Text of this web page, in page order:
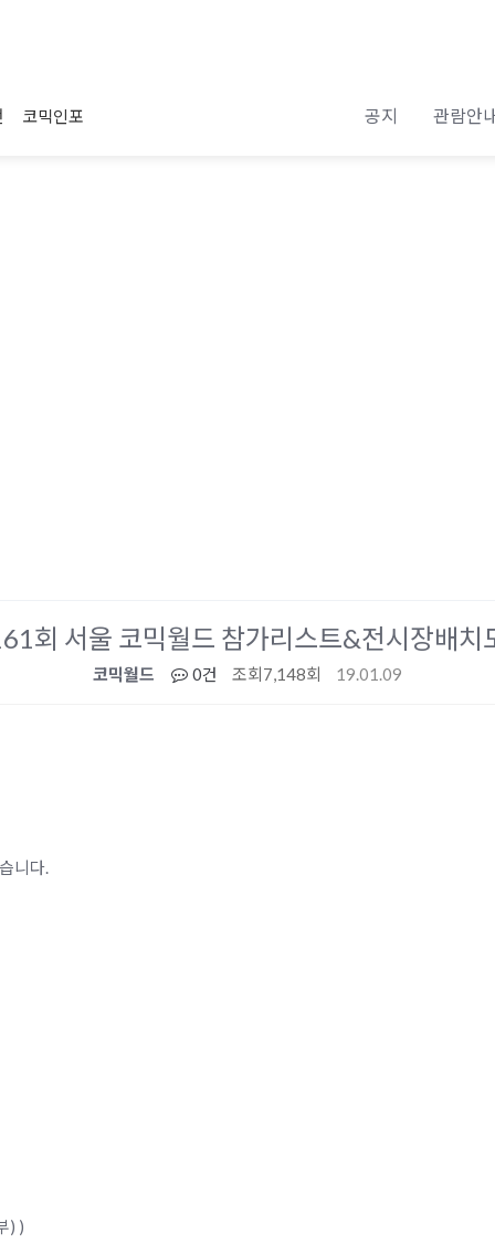
코믹인포 공지 관람안
회 서울 코믹월드 참가리스트&전시장배치
코믹월드 0건 조회7,148회 19.01.09
니다.
) )